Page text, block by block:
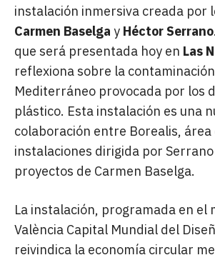
instalación inmersiva creada por
Carmen Baselga y Héctor Serrano
que será presentada hoy en Las
reflexiona sobre la
Mediterráneo provocada por los
plástico. Esta instalación es una
colaboración entre Borealis, área
instalaciones dirigida por
proyectos de Carmen Baselga.
La instalación, programada en el
València Capital Mundial del
reivindica la economía circular